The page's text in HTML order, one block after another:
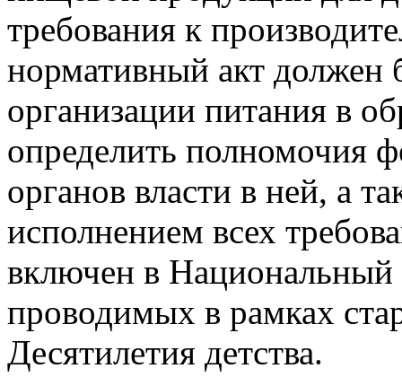
требования к
нормативный акт должен
организации питания в
определить полномочия
органов власти в ней, а
исполнением всех
включен в
проводимых в рамках
Десятилетия детства.